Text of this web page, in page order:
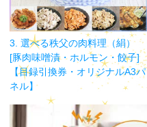
3. 選べる秩父の肉料理（絹）
[豚肉味噌漬・ホルモン・餃子]
【目録引換券・オリジナルA3パ
ネル】